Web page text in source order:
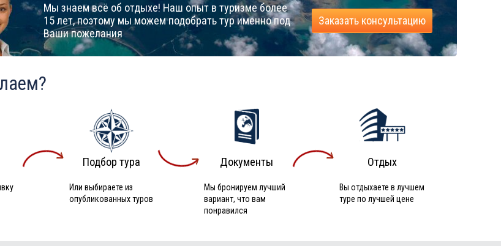
Мы знаем всё об отдыхе! Наш опыт в туризме более
15 лет, поэтому мы можем подобрать тур именно под
Ваши пожелания
Заказать консультацию
Подбор тура
Или выбираете из
опубликованных туров
Документы
Мы бронируем лучший
вариант, что вам
понравился
Отдых
Вы отдыхаете в лучшем
туре по лучшей цене